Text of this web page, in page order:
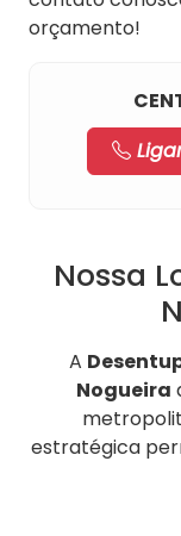
orçamento!
Nossa
A
Nogueira
estratégica